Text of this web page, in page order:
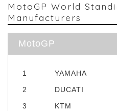
MotoGP World
Manufacturers
MotoGP
1 YAMAHA
2
DUCATI
3
KTM